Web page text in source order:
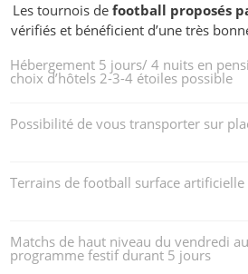
Les tournois de football proposés
vérifiés et bénéficient d’une très
Hébergement 5 jours/ 4 nuits en
choix d’hôtels 2-3-4 étoiles possible
Possibilité de vous transporter sur
Terrains de football surface
Matchs de haut niveau du vendredi
programme festif durant 5 jours